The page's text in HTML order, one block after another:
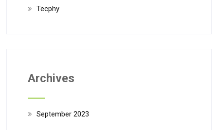
Tecphy
Archives
September 2023